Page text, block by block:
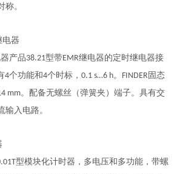
称。
电器
产品38.21型带EMR继电器的定时继电器接
4个功能和4个时标，0.1 s…6 h。 FINDER 固态
mm。配备无螺丝（弹簧夹）端子。具有交
输入电路。
型模块化计时器，多电压和多功能，带螺